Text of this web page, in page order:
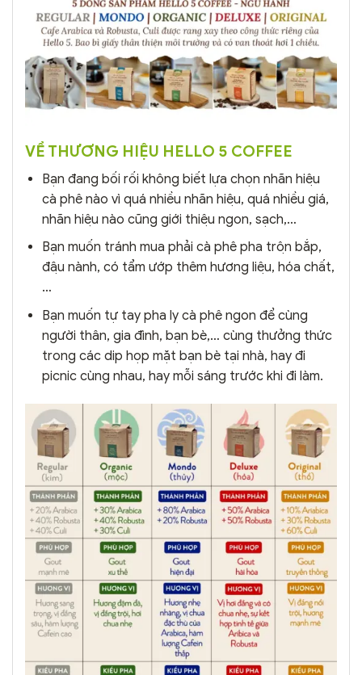
VỀ THƯƠNG HIỆU HELLO 5 COFFEE
Bạn đang bối rối không biết lựa chọn nhãn hiệu
cà phê nào vì quá nhiều nhãn hiệu, quá nhiều giá,
nhãn hiệu nào cũng giới thiệu ngon, sạch,…
Bạn muốn tránh mua phải cà phê pha trộn bắp,
đậu nành, có tẩm ướp thêm hương liệu, hóa chất,
…
Bạn muốn tự tay pha ly cà phê ngon để cùng
người thân, gia đình, bạn bè,… cùng thưởng thức
trong các dip họp mặt bạn bè tại nhà, hay đi
picnic cùng nhau, hay mỗi sáng trước khi đi làm.